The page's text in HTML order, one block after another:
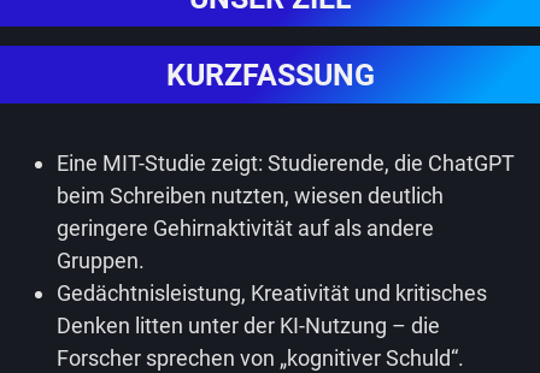
KURZFASSUNG
Eine MIT-Studie zeigt: Studierende, die ChatGPT
beim Schreiben nutzten, wiesen deutlich
geringere Gehirnaktivität auf als andere
Gruppen.
Gedächtnisleistung, Kreativität und kritisches
Denken litten unter der KI-Nutzung – die
Forscher sprechen von „kognitiver Schuld“.